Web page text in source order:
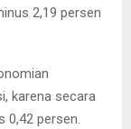
2,19 persen
karena secara
0,42 persen.